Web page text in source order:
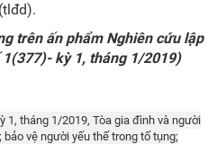
trên ấn phẩm Nghiên cứu lập
1(377)- kỳ 1, tháng 1/2019)
1, tháng 1/2019, Tòa gia đình và người
vệ người yếu thế trong tố tụng;